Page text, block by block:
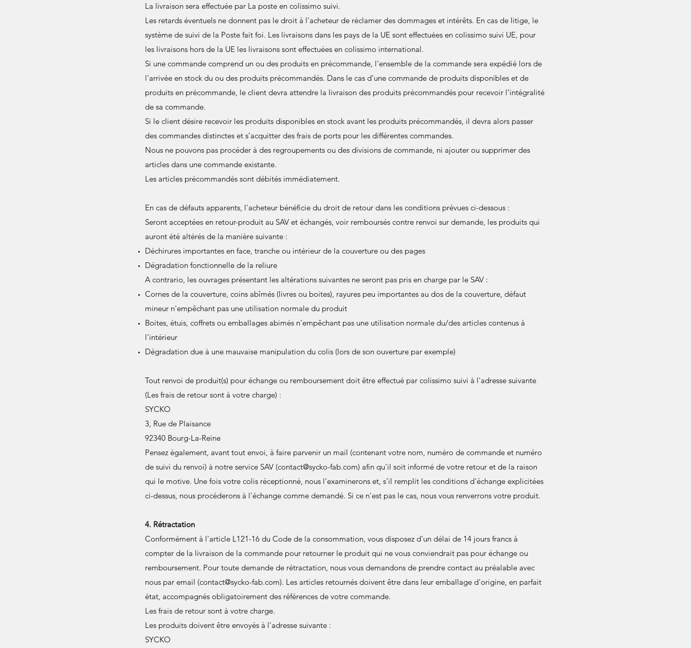
La livraison sera effectuée par La poste en colissimo suivi.
Les retards éventuels ne donnent pas le droit à l'acheteur de réclamer des dommages et intérêts. En cas de litige, le
système de suivi de la Poste fait foi. Les livraisons dans les pays de la UE sont effectuées en colissimo suivi UE, pour
les livraisons hors de la UE les livraisons sont effectuées en colissimo international.
Si une commande comprend un ou des produits en précommande, l'ensemble de la commande sera expédié lors de
l'arrivée en stock du ou des produits précommandés. Dans le cas d’une commande de produits disponibles et de
produits en précommande, le client devra attendre la livraison des produits précommandés pour recevoir l’intégralité
de sa commande.
Si le client désire recevoir les produits disponibles en stock avant les produits précommandés, il devra alors passer
des commandes distinctes et s’acquitter des frais de ports pour les différentes commandes.
Nous ne pouvons pas procéder à des regroupements ou des divisions de commande, ni ajouter ou supprimer des
articles dans une commande existante.
Les articles précommandés sont débités immédiatement.
En cas de défauts apparents, l'acheteur bénéficie du droit de retour dans les conditions prévues ci-dessous :
Seront acceptées en retour-produit au SAV et échangés, voir remboursés contre renvoi sur demande, les produits qui
auront été altérés de la manière suivante :
Déchirures importantes en face, tranche ou intérieur de la couverture ou des pages
Dégradation fonctionnelle de la reliure
A contrario, les ouvrages présentant les altérations suivantes ne seront pas pris en charge par le SAV :
Cornes de la couverture, coins abîmés (livres ou boites), rayures peu importantes au dos de la couverture, défaut
mineur n'empêchant pas une utilisation normale du produit
Boites, étuis, coffrets ou emballages abimés n'empêchant pas une utilisation normale du/des articles contenus à
l'intérieur
Dégradation due à une mauvaise manipulation du colis (lors de son ouverture par exemple)
Tout renvoi de produit(s) pour échange ou remboursement doit être effectué par colissimo suivi à l'adresse suivante
(Les frais de retour sont à votre charge) :
SYCKO
3, Rue de Plaisance
92340 Bourg-La-Reine
Pensez également, avant tout envoi, à faire parvenir un mail (contenant votre nom, numéro de commande et numéro
de suivi du renvoi) à notre service SAV (contact@sycko-fab.com) afin qu'il soit informé de votre retour et de la raison
qui le motive. Une fois votre colis réceptionné, nous l'examinerons et, s’il remplit les conditions d'échange explicitées
ci-dessus, nous procéderons à l'échange comme demandé. Si ce n'est pas le cas, nous vous renverrons votre produit.
4. Rétractation
Conformément à l'article L121-16 du Code de la consommation, vous disposez d'un délai de 14 jours francs à
compter de la livraison de la commande pour retourner le produit qui ne vous conviendrait pas pour échange ou
remboursement. Pour toute demande de rétractation, nous vous demandons de prendre contact au préalable avec
nous par email (contact@sycko-fab.com). Les articles retournés doivent être dans leur emballage d'origine, en parfait
état, accompagnés obligatoirement des références de votre commande.
Les frais de retour sont à votre charge.
Les produits doivent être envoyés à l'adresse suivante :
SYCKO